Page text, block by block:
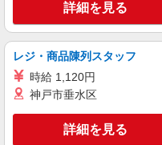
詳細を見る
レジ・商品陳列スタッフ
時給 1,120円
神戸市垂水区
詳細を見る